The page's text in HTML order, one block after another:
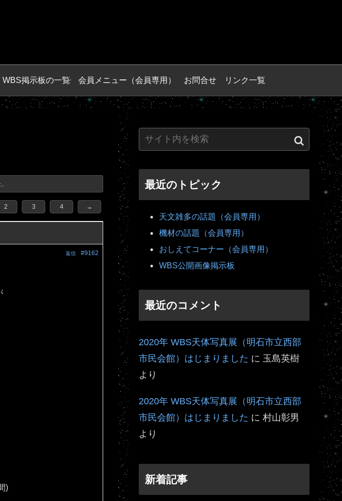
WBS掲示板の一覧 会員メニュー（会員専用） お問合せ リンク一覧
2 3 4 →
#9162
返信
)
最近のトピック
天文雑多の話題（会員専用）
機材の話題（会員専用）
おしえてコーナー（会員専用）
WBS公開画像掲示板
最近のコメント
2020年 WBS天体写真展（明石市立西部
市民会館）はじまりました に 玉島英樹
より
2020年 WBS天体写真展（明石市立西部
市民会館）はじまりました に 村山彰男
より
新着記事